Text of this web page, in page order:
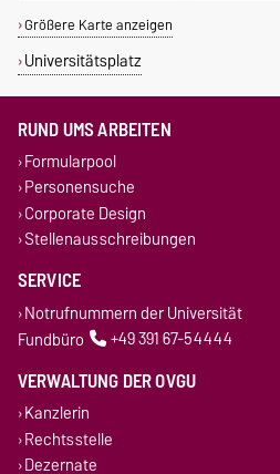
Größere Karte anzeigen
Universitätsplatz
RUND UMS ARBEITEN
Formularpool
Personensuche
Corporate Design
Stellenausschreibungen
SERVICE
Notrufnummern der Universität
Fundbüro
+49 391 67-54444
VERWALTUNG DER OVGU
Kanzlerin
Rechtsstelle
Dezernate